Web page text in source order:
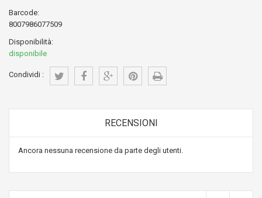
Barcode:
8007986077509
Disponibilità:
disponibile
Condividi :
RECENSIONI
Ancora nessuna recensione da parte degli utenti.